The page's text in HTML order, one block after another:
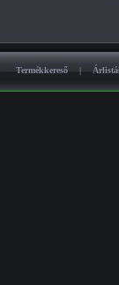
Termékkereső |